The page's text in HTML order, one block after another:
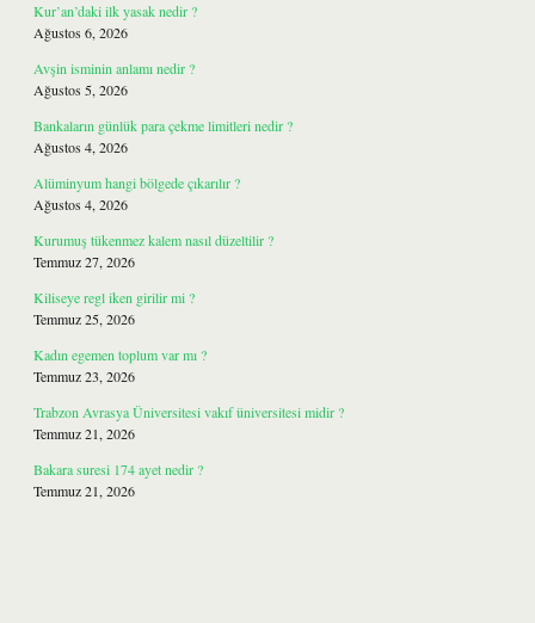
Kur’an’daki ilk yasak nedir ?
Ağustos 6, 2026
Avşin isminin anlamı nedir ?
Ağustos 5, 2026
Bankaların günlük para çekme limitleri nedir ?
Ağustos 4, 2026
Alüminyum hangi bölgede çıkarılır ?
Ağustos 4, 2026
Kurumuş tükenmez kalem nasıl düzeltilir ?
Temmuz 27, 2026
Kiliseye regl iken girilir mi ?
Temmuz 25, 2026
Kadın egemen toplum var mı ?
Temmuz 23, 2026
Trabzon Avrasya Üniversitesi vakıf üniversitesi midir ?
Temmuz 21, 2026
Bakara suresi 174 ayet nedir ?
Temmuz 21, 2026